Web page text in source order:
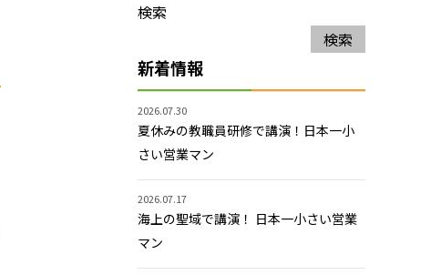
検索
検索
新着情報
2026.07.30
夏休みの教職員研修で講演！日本一小
さい営業マン
2026.07.17
海上の聖域で講演！ 日本一小さい営業
マン